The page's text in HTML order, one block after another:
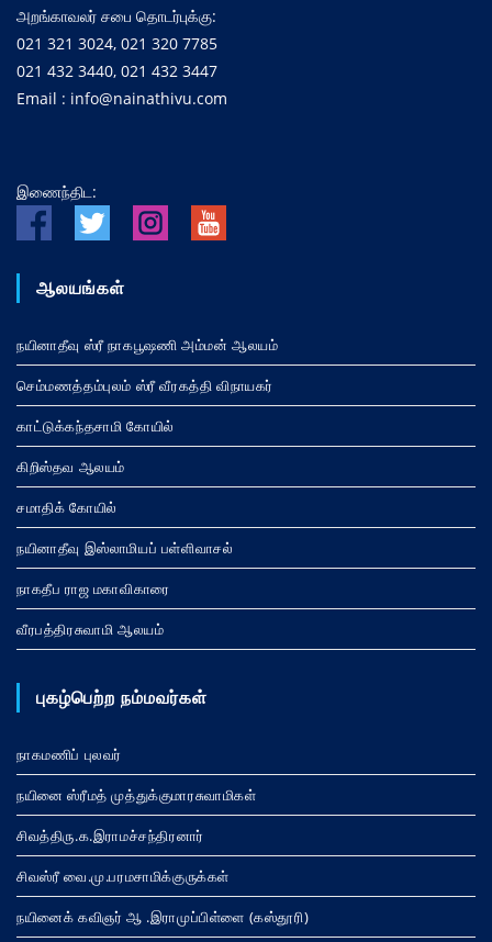
அறங்காவலர் சபை தொடர்புக்கு:
021 321 3024, 021 320 7785
021 432 3440, 021 432 3447
Email : info@nainathivu.com
இணைந்திட:
ஆலயங்கள்
நயினாதீவு ஸ்ரீ நாகபூஷணி அம்மன் ஆலயம்
செம்மணத்தம்புலம் ஸ்ரீ வீரகத்தி விநாயகர்
காட்டுக்கந்தசாமி கோயில்
கிறிஸ்தவ ஆலயம்
சமாதிக் கோயில்
நயினாதீவு இஸ்லாமியப் பள்ளிவாசல்
நாகதீப ராஜ மகாவிகாரை
வீரபத்திரசுவாமி ஆலயம்
புகழ்பெற்ற நம்மவர்கள்
நாகமணிப் புலவர்
நயினை ஸ்ரீமத் முத்துக்குமாரசுவாமிகள்
சிவத்திரு.க.இராமச்சந்திரனார்
சிவஸ்ரீ வை.மு.பரமசாமிக்குருக்கள்
நயினைக் கவிஞர் ஆ .இராமுப்பிள்ளை (கஸ்தூரி)